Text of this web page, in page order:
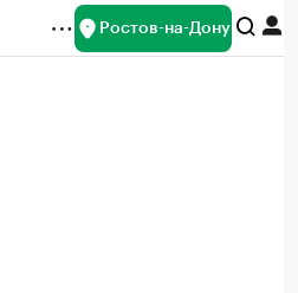
Ростов-на-Дону